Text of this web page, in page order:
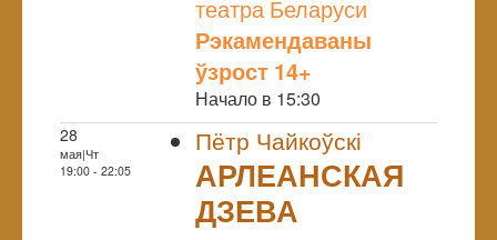
театра Беларуси
Рэкамендаваны
ўзрост 14+
Начало в 15:30
28
мая|Чт
19:00 - 22:05
Пётр Чайкоўскі
АРЛЕАНСКАЯ
ДЗЕВА